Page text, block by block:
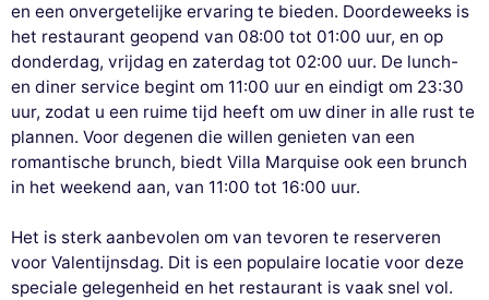
en een onvergetelijke ervaring te bieden. Doordeweeks is
het restaurant geopend van 08:00 tot 01:00 uur, en op
donderdag, vrijdag en zaterdag tot 02:00 uur. De lunch-
en diner service begint om 11:00 uur en eindigt om 23:30
uur, zodat u een ruime tijd heeft om uw diner in alle rust te
plannen. Voor degenen die willen genieten van een
romantische brunch, biedt Villa Marquise ook een brunch
in het weekend aan, van 11:00 tot 16:00 uur.
Het is sterk aanbevolen om van tevoren te reserveren
voor Valentijnsdag. Dit is een populaire locatie voor deze
speciale gelegenheid en het restaurant is vaak snel vol.